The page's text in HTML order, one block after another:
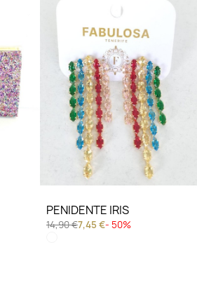
PENIDENTE IRIS
14,90 €7,45 €- 50%